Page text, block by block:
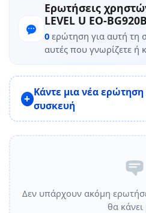
Ερωτήσεις
LEVEL U EO-
0 ερώτηση για αυτή τη
αυτές που γνωρίζετε ή
Κάντε μια νέα
συσκευή
Δεν υπάρχουν ακόμη
θα κάνει